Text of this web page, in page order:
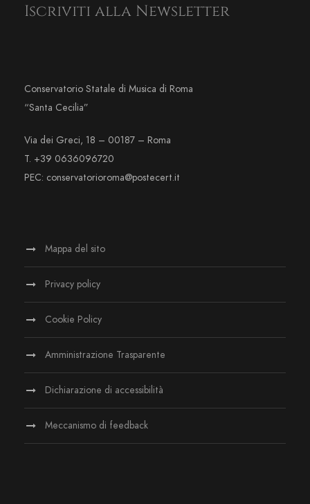
Iscriviti alla Newsletter
Conservatorio Statale di Musica di Roma
“Santa Cecilia”
Via dei Greci, 18 – 00187 – Roma
T. +39 0636096720
PEC: conservatorioroma@postecert.it
Mappa del sito
Privacy policy
Cookie Policy
Amministrazione Trasparente
Dichiarazione di accessibilità
Meccanismo di feedback